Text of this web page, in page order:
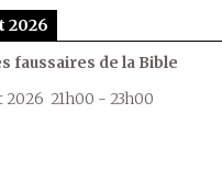
2026
faussaires de la Bible
2026 21h00 - 23h00